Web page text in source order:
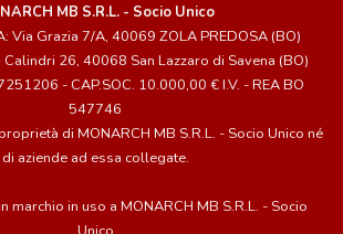
MB S.R.L. - Socio Unico
Via Grazia 7/A, 40069 ZOLA PREDOSA (BO)
Calindri 26, 40068 San Lazzaro di Savena (BO)
- CAP.SOC. 10.000,00 € I.V. - REA BO
547746
di MONARCH MB S.R.L. - Socio Unico né
di aziende ad essa collegate.
marchio in uso a MONARCH MB S.R.L. - Socio